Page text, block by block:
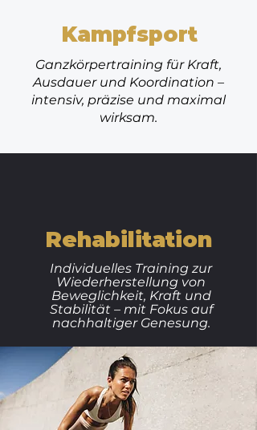
Kampfsport
Ganzkörpertraining für Kraft,
Ausdauer und Koordination –
intensiv, präzise und maximal
wirksam.
Rehabilitation
Individuelles Training zur
Wiederherstellung von
Beweglichkeit, Kraft und
Stabilität – mit Fokus auf
nachhaltiger Genesung.